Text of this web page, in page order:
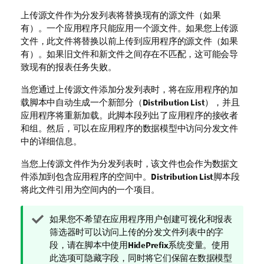
上传源文件作为分发列表将替换现有的源文件（如果
有）。一个应用程序只能应用一个源文件。如果您上传源
文件，此文件将替换以前上传到应用程序的源文件（如果
有）。如果旧文件和新文件之间存在不匹配，这可能会导
致现有的报表任务失败。
当您通过上传源文件添加分发列表时，将在应用程序的加
载脚本中自动生成一个新部分（Distribution List），并且
应用程序将重新加载。此脚本段列出了应用程序的接收者
和组。然后，可以在应用程序的数据模型中访问分发文件
中的详细信息。
当您上传源文件作为分发列表时，该文件也会作为数据文
件添加到包含应用程序的空间中。 Distribution List脚本段
将此文件引用为空间内的一个项目。
提
示
注
释
如果您不希望在应用程序用户创建可视化和报表
筛选器时可以访问上传的分发文件列表中的字
段，请在脚本中使用HidePrefix系统变量。使用
此选项可隐藏字段，同时将它们保留在数据模型